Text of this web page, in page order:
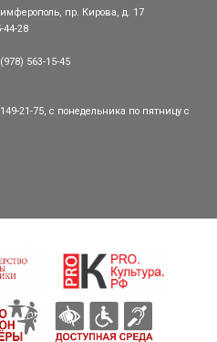
пр. Кирова, д. 17
28
563-15-45
21-75, с понедельника по пятницу с